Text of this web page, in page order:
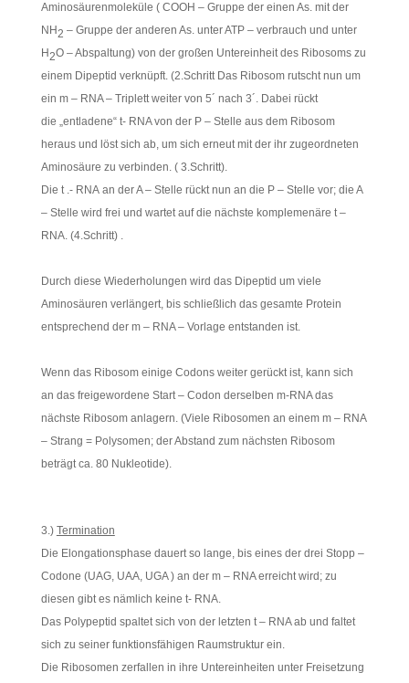
Aminosäurenmoleküle ( COOH – Gruppe der einen As. mit der
NH 2 – Gruppe der anderen As. unter ATP – verbrauch und unter
H 2O – Abspaltung) von der großen Untereinheit des Ribosoms zu
einem Dipeptid verknüpft. (2.Schritt Das Ribosom rutscht nun um
ein m – RNA – Triplett weiter von 5´ nach 3´. Dabei rückt
die „entladene“ t- RNA von der P – Stelle aus dem Ribosom
heraus und löst sich ab, um sich erneut mit der ihr zugeordneten
Aminosäure zu verbinden. ( 3.Schritt).
Die t .- RNA an der A – Stelle rückt nun an die P – Stelle vor; die A
– Stelle wird frei und wartet auf die nächste komplemenäre t –
RNA. (4.Schritt) .
Durch diese Wiederholungen wird das Dipeptid um viele
Aminosäuren verlängert, bis schließlich das gesamte Protein
entsprechend der m – RNA – Vorlage entstanden ist.
Wenn das Ribosom einige Codons weiter gerückt ist, kann sich
an das freigewordene Start – Codon derselben m-RNA das
nächste Ribosom anlagern. (Viele Ribosomen an einem m – RNA
– Strang = Polysomen; der Abstand zum nächsten Ribosom
beträgt ca. 80 Nukleotide).
3.) Termination
Die Elongationsphase dauert so lange, bis eines der drei Stopp –
Codone (UAG, UAA, UGA ) an der m – RNA erreicht wird; zu
diesen gibt es nämlich keine t- RNA.
Das Polypeptid spaltet sich von der letzten t – RNA ab und faltet
sich zu seiner funktionsfähigen Raumstruktur ein.
Die Ribosomen zerfallen in ihre Untereinheiten unter Freisetzung